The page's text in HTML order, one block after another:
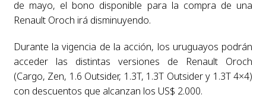
de mayo, el bono disponible para la compra de una
Renault Oroch irá disminuyendo.
Durante la vigencia de la acción, los uruguayos podrán
acceder las distintas versiones de Renault Oroch
(Cargo, Zen, 1.6 Outsider, 1.3T, 1.3T Outsider y 1.3T 4×4)
con descuentos que alcanzan los US$ 2.000.